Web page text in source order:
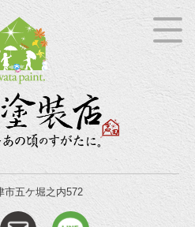
市五ケ堀之内572